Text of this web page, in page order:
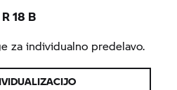
R 18 B
za individualno predelavo.